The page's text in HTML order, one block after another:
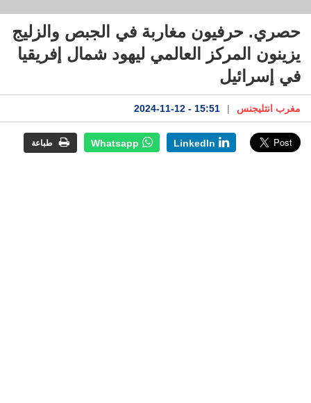
حصري. حرفيون مغاربة في الجبص والزليج
يزينون المركز العالمي ليهود شمال إفريقيا
في إسرائيل
مغرب انتليجنس |
15:51 - 2024-11-12
LinkedIn
Whatsapp طباعة